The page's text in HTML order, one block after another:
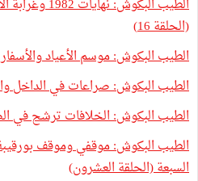
الطيب البكوش:
(الحلقة 16)
الطيب البكوش: موسم الأعياد
الطيب البكوش: صراعات في الداخل
الطيب البكوش: الخلافات ترشح في
الطيب البكوش: موقفي وموقف
السبعة (الحلقة العشرون)